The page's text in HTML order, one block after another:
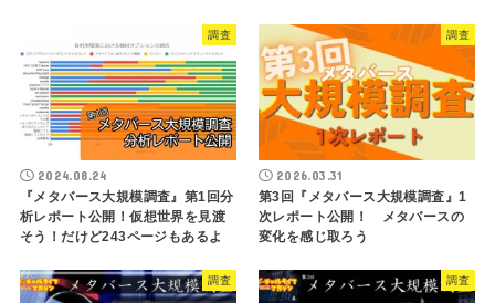
調査
2024.08.24
『メタバース大規模調査』第1回分
析レポート公開！仮想世界を見渡
そう！だけど243ページもあるよ
調査
2026.03.31
第3回『メタバース大規模調査』1
次レポート公開！ メタバースの
変化を感じ取ろう
調査 調査